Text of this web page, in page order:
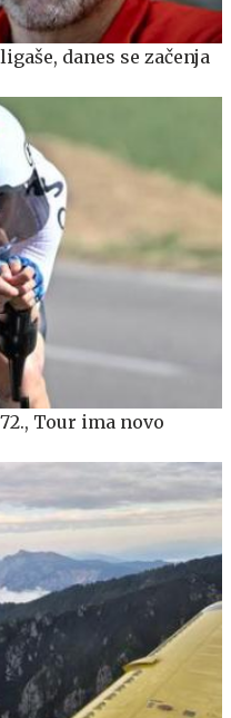
danes se začenja
Tour ima novo